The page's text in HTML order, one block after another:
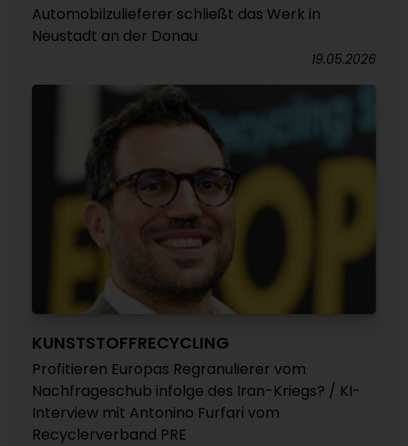
Automobilzulieferer schließt das Werk in
Neustadt an der Donau
19.05.2026
KUNSTSTOFFRECYCLING
Profitieren Europas Regranulierer vom
Nachfrageschub infolge des Iran-Kriegs? / KI-
Interview mit Antonino Furfari vom
Recyclerverband PRE